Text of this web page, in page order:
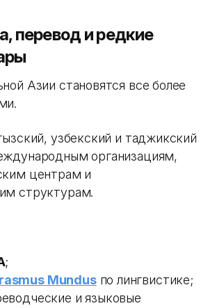
перевод и редкие
Азии становятся все более
узбекский и таджикский
организациям,
центрам и
структурам.
;
Mundusпо лингвистике;
и языковые